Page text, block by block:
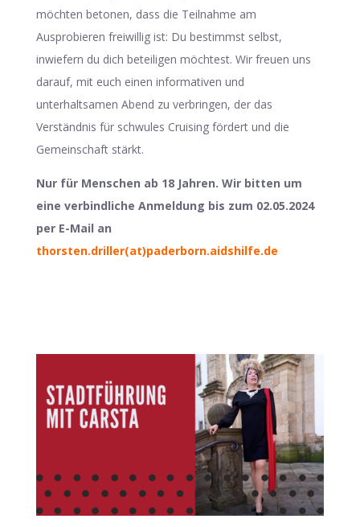
möchten betonen, dass die Teilnahme am
Ausprobieren freiwillig ist: Du bestimmst selbst,
inwiefern du dich beteiligen möchtest. Wir freuen uns
darauf, mit euch einen informativen und
unterhaltsamen Abend zu verbringen, der das
Verständnis für schwules Cruising fördert und die
Gemeinschaft stärkt.
Nur für Menschen ab 18 Jahren. Wir bitten um
eine verbindliche Anmeldung bis zum 02.05.2024
per E-Mail an
thorsten.driller(at)paderborn.aidshilfe.de